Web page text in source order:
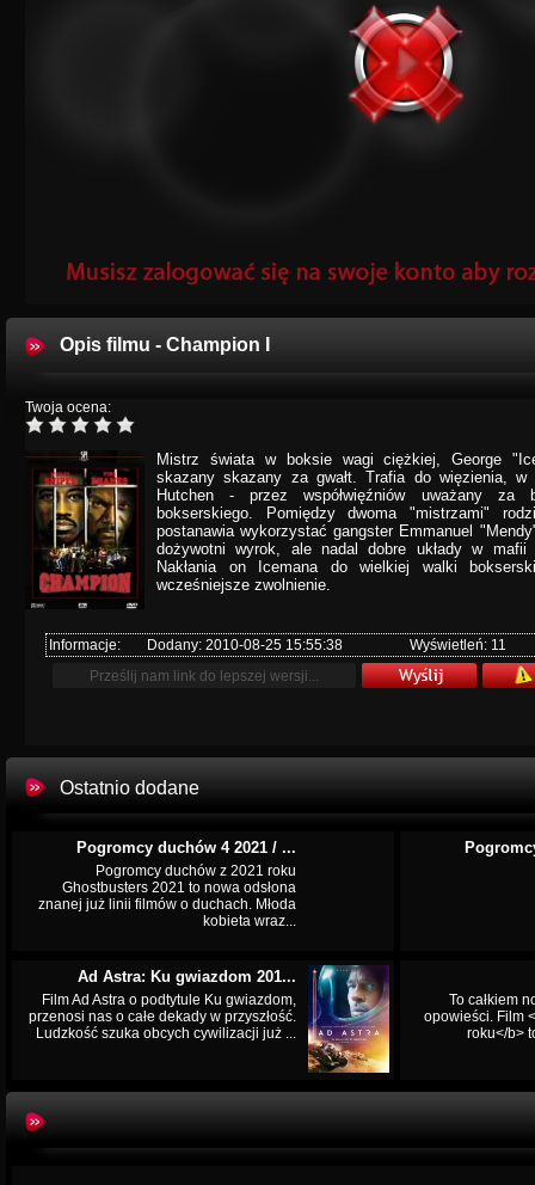
Opis filmu - Champion I
Twoja ocena:
Mistrz świata w boksie wagi ciężkiej, George
skazany skazany za gwałt. Trafia do więzienia, w
Hutchen - przez współwięźniów uważany za
bokserskiego. Pomiędzy dwoma "mistrzami"
postanawia wykorzystać gangster Emmanuel
dożywotni wyrok, ale nadal dobre układy w mafii
Nakłania on Icemana do wielkiej walki
wcześniejsze zwolnienie.
Informacje: Dodany: 2010-08-25 15:55:38 Wyświetleń: 11
Ostatnio dodane
Pogromcy duchów 4 2021 / ...
Pogromcy duchów z 2021 roku
Ghostbusters 2021 to nowa odsłona
znanej już linii filmów o duchach. Młoda
kobieta wraz...
Ad Astra: Ku gwiazdom 201...
Film Ad Astra o podtytule Ku gwiazdom,
przenosi nas o całe dekady w przyszłość.
Ludzkość szuka obcych cywilizacji już ...
To całkiem
opowieści. Film
roku</b>